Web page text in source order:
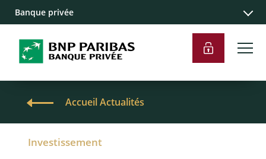
Banque privée
Accueil Actualités
Investissement